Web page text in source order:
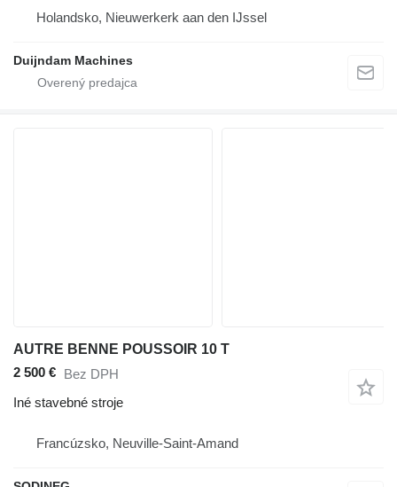
Holandsko, Nieuwerkerk aan den IJssel
Duijndam Machines
AUTRE BENNE POUSSOIR 10 T
2 500 € Bez DPH
Iné stavebné stroje
Francúzsko, Neuville-Saint-Amand